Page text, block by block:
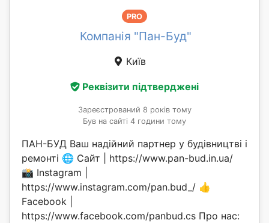
PRO
Компанія "Пан-Буд"
Київ
Реквізити підтверджені
Зареєстрований 8 років тому
Був на сайті 4 години тому
ПАН-БУД Ваш надійний партнер у будівництві і
ремонті 🌐 Сайт | https://www.pan-bud.in.ua/
📸 Instagram |
https://www.instagram.com/pan.bud_/ 👍
Facebook |
https://www.facebook.com/panbud.cs Про нас: